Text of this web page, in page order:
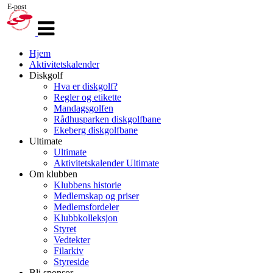
navigasjon
Hjem
Aktivitetskalender
Diskgolf
Hva er diskgolf?
Regler og etikette
Mandagsgolfen
Rådhusparken diskgolfbane
Ekeberg diskgolfbane
Ultimate
Ultimate
Aktivitetskalender Ultimate
Om klubben
Klubbens historie
Medlemskap og priser
Medlemsfordeler
Klubbkolleksjon
Styret
Vedtekter
Filarkiv
Styreside
E-post